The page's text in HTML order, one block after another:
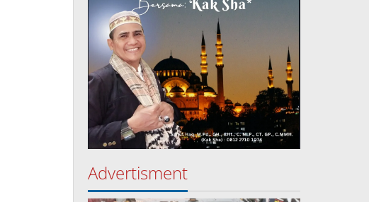
Advertisment